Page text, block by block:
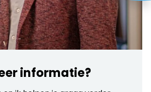
informatie?